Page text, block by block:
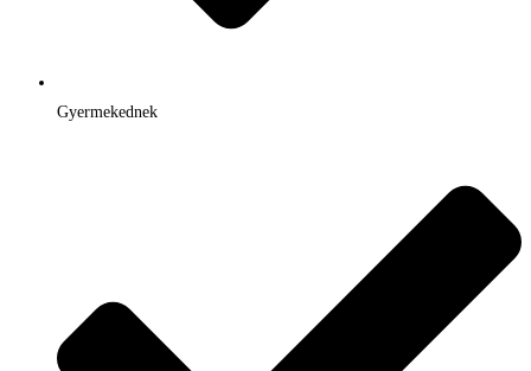
Gyermekednek